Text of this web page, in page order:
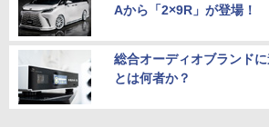
Aから「2×9R」が登場！
総合オーディオブランド
とは何者か？